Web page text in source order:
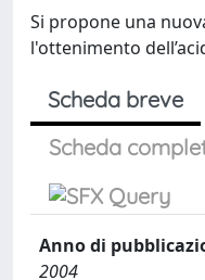
Si propone una
l'ottenimento
Scheda breve
Scheda
Anno di
2004